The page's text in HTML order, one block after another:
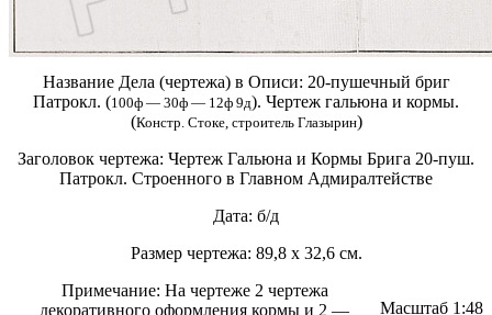
Название Дела (чертежа) в Описи: 20-пушечный бриг
Патрокл. (100ф — 30ф — 12ф 9д). Чертеж гальюна и кормы.
(Констр. Стоке, строитель Глазырин)
Заголовок чертежа: Чертеж Гальюна и Кормы Брига 20-пуш.
Патрокл. Строенного в Главном Адмиралтействе
Дата: б/д
Размер чертежа: 89,8 х 32,6 см.
Масштаб 1:48
Примечание: На чертеже 2 чертежа
декоративного оформления кормы и 2 —